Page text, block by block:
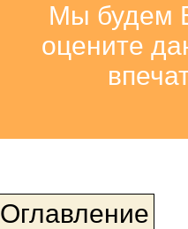
Мы будем
оцените
Оглавление